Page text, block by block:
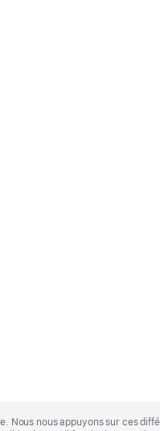
Nous nous appuyons sur ces